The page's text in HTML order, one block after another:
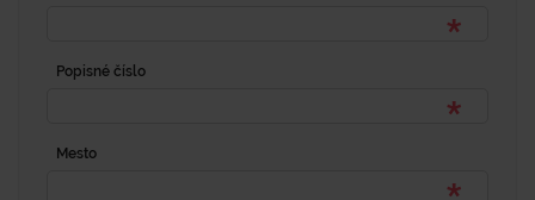
Popisné číslo
Mesto